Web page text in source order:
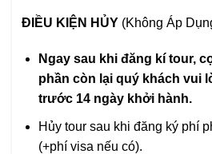
ĐIỀU KIỆN HỦY (Không Áp
Ngay sau khi đăng kí tour,
phần còn lại quý khách vui
trước 14 ngày khởi hành.
Hủy tour sau khi đăng ký phí
(+phí visa nếu có).